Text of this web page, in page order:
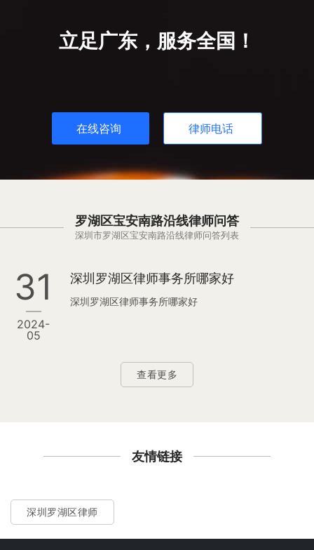
立足广东，服务全国！
在线咨询 律师电话
罗湖区宝安南路沿线律师问答
深圳市罗湖区宝安南路沿线律师问答列表
31
2024-
05
深圳罗湖区律师事务所哪家好
深圳罗湖区律师事务所哪家好
查看更多
友情链接
深圳罗湖区律师